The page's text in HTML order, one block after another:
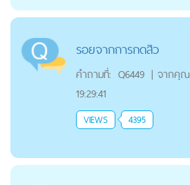
รอยจากการกดสิว
คำถามที่: Q6449 | จากคุณ
19:29:41
VIEWS 4395